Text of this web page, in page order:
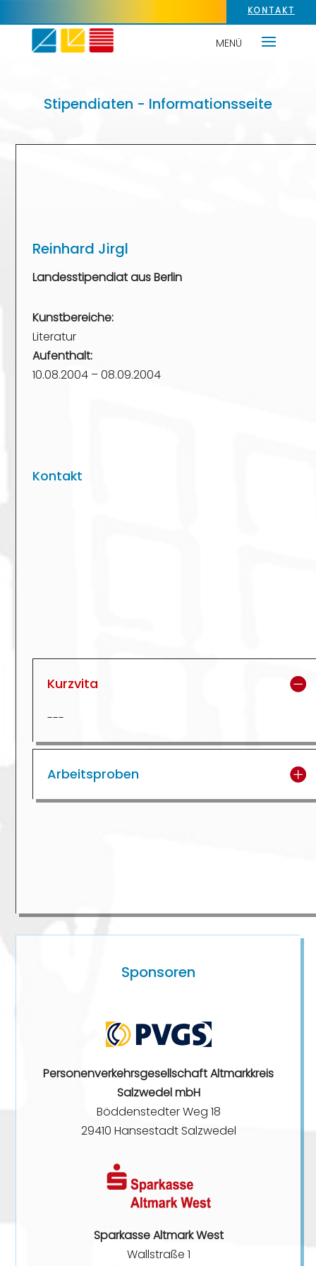
KONTAKT
Stipendiaten - Informationsseite
Reinhard Jirgl
Landesstipendiat aus Berlin
Kunstbereiche:
Literatur
Aufenthalt:
10.08.2004 – 08.09.2004
Kontakt
Kurzvita
---
Arbeitsproben
Sponsoren
Personenverkehrsgesellschaft Altmarkkreis
Salzwedel mbH
Böddenstedter Weg 18
29410 Hansestadt Salzwedel
Sparkasse Altmark West
Wallstraße 1